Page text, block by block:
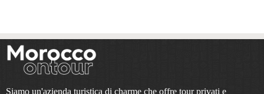
Siamo un'azienda turistica di charme che offre tour privati e